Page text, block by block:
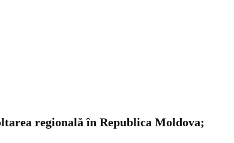
regională în Republica Moldova;